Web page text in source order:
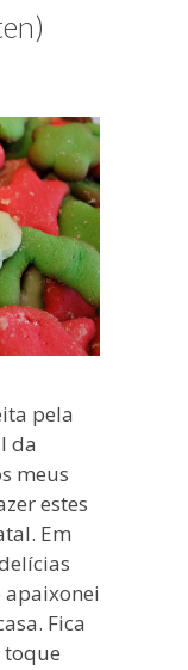
pela
da
meus
estes
Em
apaixonei
Fica
toque